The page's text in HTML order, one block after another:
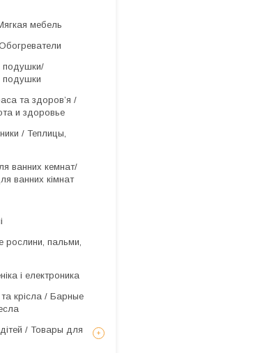
мебель
подушки/
подушки
та здоров’я /
и здоровье
/ Теплицы,
ванних кемнат/
ванних кімнат
рослини, пальми,
і електроника
крісла / Барные
/ Товары для